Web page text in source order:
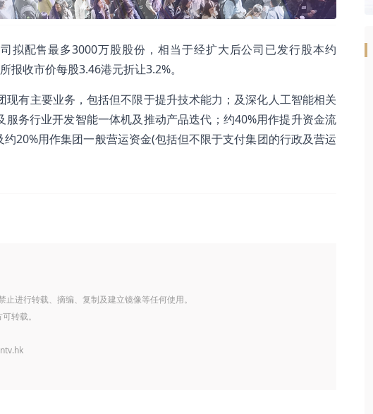
拟配售最多3000万股股份，相当于经扩大后公司已发行股本约
收市价每股3.46港元折让3.2%。
有主要业务，包括但不限于提升技术能力；及深化人工智能相关
务行业开发智能一体机及推动产品迭代；约40%用作提升资金流
20%用作集团一般营运资金(包括但不限于支付集团的行政及营运
进行转载、摘编、复制及建立镜像等任何使用。
转载。